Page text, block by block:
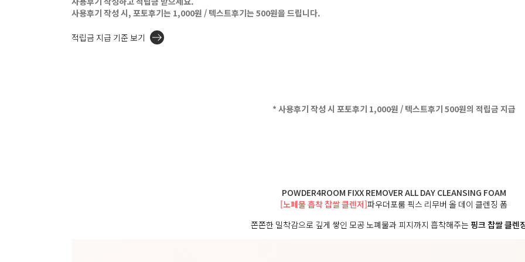
사용후기 작성 시, 포토후기는 1,000원 / 텍스트후기는 500원을 드립니다.
적립금 지급 기준 보기
* 사용후기 작성 시 포토후기 1,000원 / 텍스트후기 500원의 적립금 지급
POWDER4ROOM FIXX REMOVER ALL DAY CLEANSING FOAM
[노폐물 흡착 찹쌀 클렌저]파우더포룸 픽스 리무버 올 데이 클렌징 폼
쫀쫀한 밀착감으로 깊게 쌓인 모공 노폐물과 피지까지 흡착해주는 핑크 찹쌀 클렌